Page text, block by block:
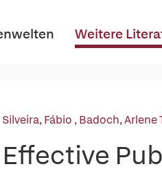
Weitere
Silveira, Fábio ,Badoch, Arlene
Effective